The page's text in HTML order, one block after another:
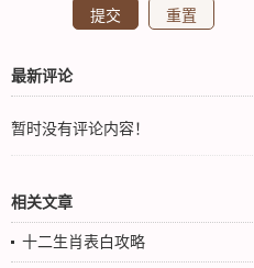
最新评论
暂时没有评论内容！
相关文章
十二生肖表白攻略